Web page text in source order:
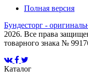
Полная версия
Бундесторг -
2026. Все права
товарного знака №
Каталог